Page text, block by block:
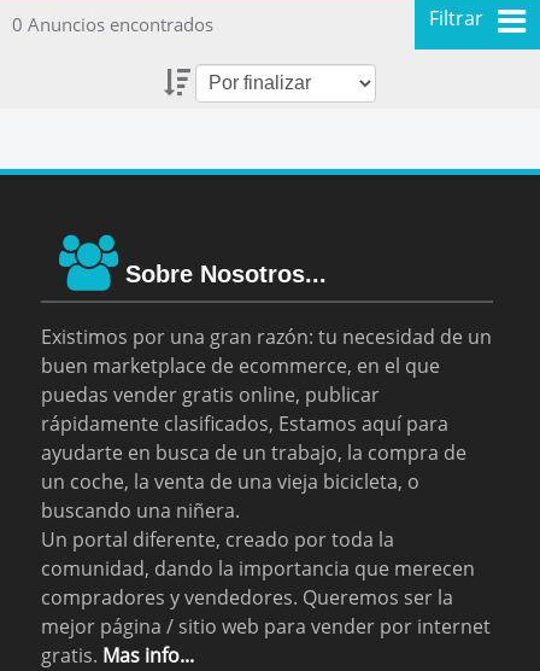
0 Anuncios encontrados Filtrar
Sobre Nosotros...
Existimos por una gran razón: tu necesidad de un
buen marketplace de ecommerce, en el que
puedas vender gratis online, publicar
rápidamente clasificados, Estamos aquí para
ayudarte en busca de un trabajo, la compra de
un coche, la venta de una vieja bicicleta, o
buscando una niñera.
Un portal diferente, creado por toda la
comunidad, dando la importancia que merecen
compradores y vendedores. Queremos ser la
mejor página / sitio web para vender por internet
gratis. Mas info...